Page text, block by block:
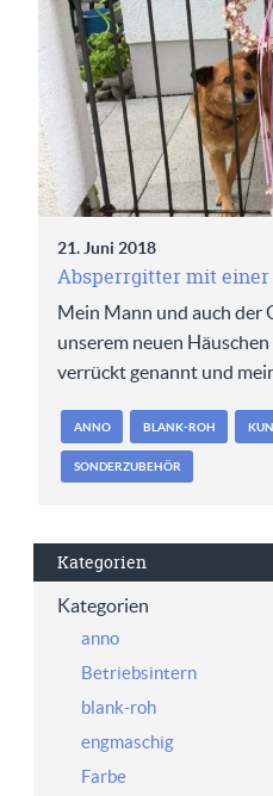
21. Juni 2018
Absperrgitter mit einer
Mein Mann und auch der
unserem neuen
verrückt genannt und
ANNO BLANK-ROH
SONDERZUBEHÖR
Kategorien
Kategorien
anno
Betriebsintern
blank-roh
engmaschig
Farbe